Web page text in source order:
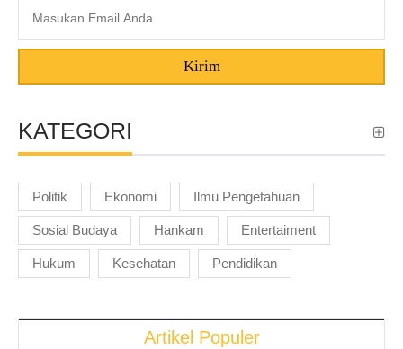
Kirim
KATEGORI
Politik Ekonomi Ilmu Pengetahuan
Sosial Budaya Hankam Entertaiment
Hukum Kesehatan Pendidikan
Artikel Populer